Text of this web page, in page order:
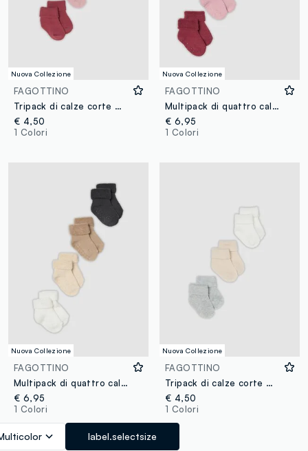
Nuova Collezione
FAGOTTINO
Tripack di calze corte multicolor in cotone organico per neonata e bimba
€ 4,50
1 Colori
Nuova Collezione
FAGOTTINO
Multipack di quattro calze corte multicolor in misto cotone organico per neonata
€ 6,95
1 Colori
Nuova Collezione
FAGOTTINO
Multipack di quattro calze corte multicolor in cotone organico elasticizzato per neonati
€ 6,95
1 Colori
label.selectsize
Nuova Collezione
FAGOTTINO
Tripack di calze corte multicolor in misto cotone organico per neonati
€ 4,50
1 Colori